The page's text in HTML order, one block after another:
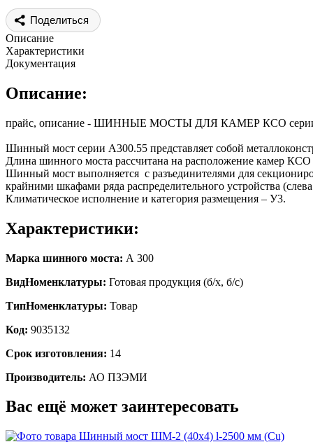
Поделиться
Описание
Характеристики
Документация
Описание:
прайс, описание - ШИННЫЕ МОСТЫ ДЛЯ КАМЕР КСО
Шинный мост серии А300.55 представляет собой
Длина шинного моста рассчитана на расположение камер
Шинный мост выполняется с разъединителями для
крайними шкафами ряда распределительного устройства
Климатическое исполнение и категория размещения – У3.
Характеристики:
Марка шинного моста: А 300
ВидНоменклатуры: Готовая продукция (б/х, б/с)
ТипНоменклатуры: Товар
Код: 9035132
Срок изготовления: 14
Производитель: АО ПЗЭМИ
Вас ещё может заинтересовать